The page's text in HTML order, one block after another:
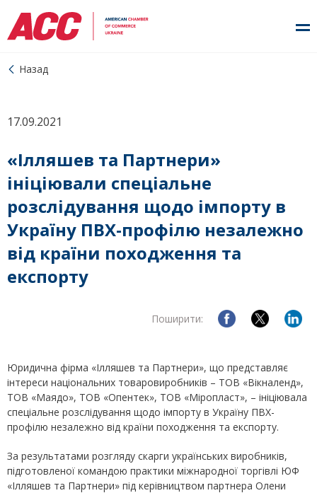
Назад
17.09.2021
«Ілляшев та Партнери»
ініціювали спеціальне
розслідування щодо імпорту в
Україну ПВХ-профілю незалежно
від країни походження та
експорту
Поширити:
Юридична фірма «Ілляшев та Партнери», що представляє
інтереси національних товаровиробників – ТОВ «Вікналенд»,
ТОВ «Маядо», ТОВ «Опентек», ТОВ «Міропласт», – ініціювала
спеціальне розслідування щодо імпорту в Україну ПВХ-
профілю незалежно від країни походження та експорту.
За результатами розгляду скарги українських виробників,
підготовленої командою практики міжнародної торгівлі ЮФ
«Ілляшев та Партнери» під керівництвом партнера Олени